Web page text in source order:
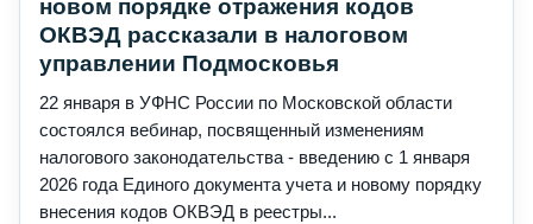
новом порядке отражения кодов
ОКВЭД рассказали в налоговом
управлении Подмосковья
22 января в УФНС России по Московской области
состоялся вебинар, посвященный изменениям
налогового законодательства - введению с 1 января
2026 года Единого документа учета и новому порядку
внесения кодов ОКВЭД в реестры...